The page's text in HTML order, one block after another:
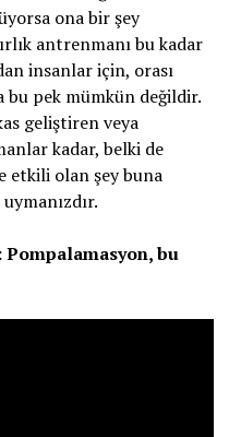
ona bir şey
antrenmanı bu kadar
insanlar için, orası
bu pek mümkün değildir.
geliştiren veya
kadar, belki de
etkili olan şey buna
Pompalamasyon, bu